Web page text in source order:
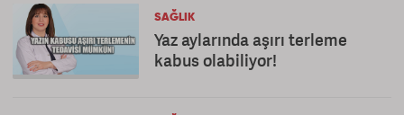
SAĞLIK
Yaz aylarında aşırı terleme
kabus olabiliyor!